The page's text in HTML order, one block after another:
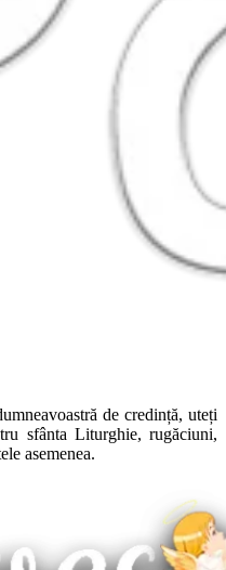
de credință, uteți
sfânta Liturghie, rugăciuni,
asemenea.